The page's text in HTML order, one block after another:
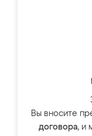
Вы вносите
договора, и